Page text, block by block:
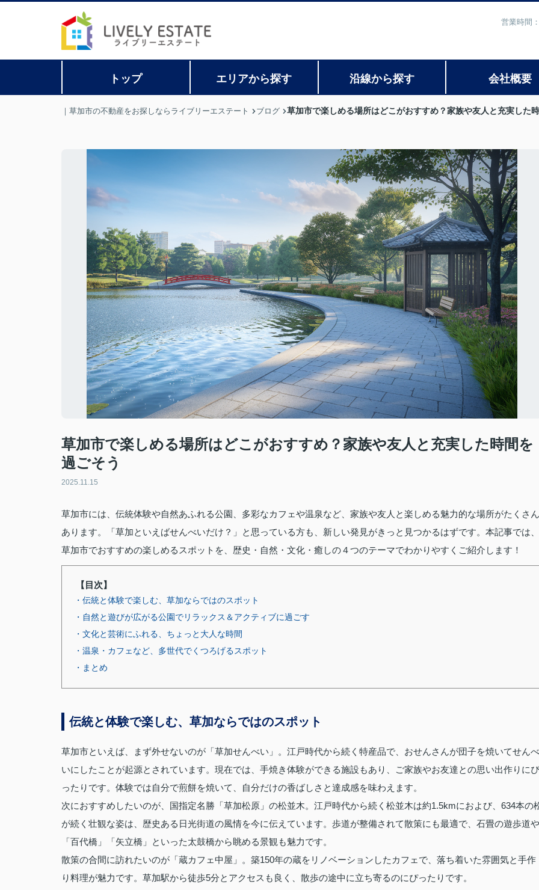
営業時間
トップ エリアから探す 沿線から探す 会社概要
｜草加市の不動産をお探しならライブリーエステート ブログ 草加市で楽しめる場所はどこがおすすめ？家族や友人と充実した
草加市で楽しめる場所はどこがおすすめ？家族や友人と充実した時間を
過ごそう
2025.11.15
草加市には、伝統体験や自然あふれる公園、多彩なカフェや温泉など、家族や友人と楽しめる魅力的な場所がたくさん
あります。「草加といえばせんべいだけ？」と思っている方も、新しい発見がきっと見つかるはずです。本記事では、
草加市でおすすめの楽しめるスポットを、歴史・自然・文化・癒しの４つのテーマでわかりやすくご紹介します！
【目次】
・伝統と体験で楽しむ、草加ならではのスポット
・自然と遊びが広がる公園でリラックス＆アクティブに過ごす
・文化と芸術にふれる、ちょっと大人な時間
・温泉・カフェなど、多世代でくつろげるスポット
・まとめ
伝統と体験で楽しむ、草加ならではのスポット
草加市といえば、まず外せないのが「草加せんべい」。江戸時代から続く特産品で、おせんさんが団子を焼いてせんべ
いにしたことが起源とされています。現在では、手焼き体験ができる施設もあり、ご家族やお友達との思い出作りにぴ
ったりです。体験では自分で煎餅を焼いて、自分だけの香ばしさと達成感を味わえます。
次におすすめしたいのが、国指定名勝「草加松原」の松並木。江戸時代から続く松並木は約1.5kmにおよび、634本の
が続く壮観な姿は、歴史ある日光街道の風情を今に伝えています。歩道が整備されて散策にも最適で、石畳の遊歩道や
「百代橋」「矢立橋」といった太鼓橋から眺める景観も魅力です。
散策の合間に訪れたいのが「蔵カフェ中屋」。築150年の蔵をリノベーションしたカフェで、落ち着いた雰囲気と手作
り料理が魅力です。草加駅から徒歩5分とアクセスも良く、散歩の途中に立ち寄るのにぴったりです。